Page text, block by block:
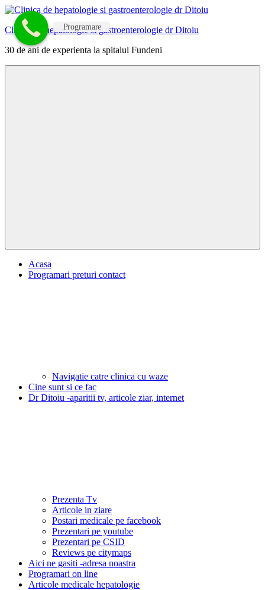
Skip
content
Clinica de hepatologie si gastroenterologie dr Ditoiu
30 de ani de experienta la spitalul Fundeni
Acasa
Programari preturi contact
Navigatie catre clinica cu waze
Cine sunt si ce fac
Dr Ditoiu -aparitii tv, articole ziar, internet
Prezenta Tv
Articole in ziare
Postari medicale pe facebook
Prezentari pe youtube
Prezentari pe CSID
Reviews pe citymaps
Aici ne gasiti -adresa noastra
Programari on line
Articole medicale hepatologie
Programare